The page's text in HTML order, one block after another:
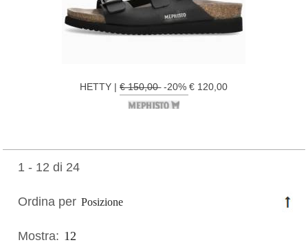
HETTY |€ 150,00-20% € 120,00
1 - 12 di 24
Ordina per
Mostra: